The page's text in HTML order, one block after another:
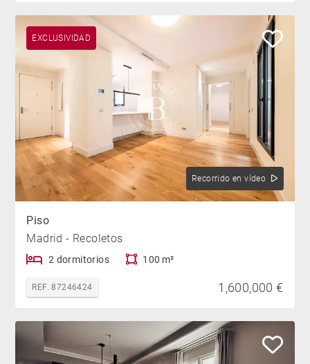
EXCLUSIVIDAD
Recorrido en vídeo
Piso
Madrid - Recoletos
2 dormitorios 100 m²
REF. 87246424 1,600,000 €